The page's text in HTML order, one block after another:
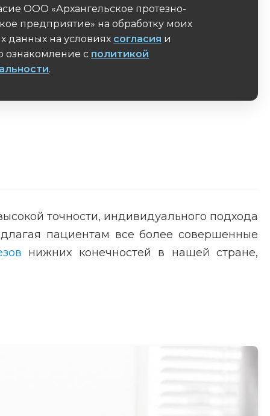
ООО «Архангельское протезно-
предприятие» на обработку моих
данных на условиях согласия и
ознакомление с политикой
.
точности, индивидуального подхода
пациентам все более совершенные
нижних конечностей в нашей стране,